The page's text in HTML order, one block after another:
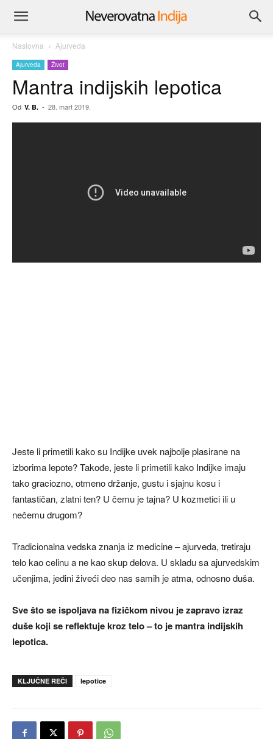
Naslovna Ajurveda
Ajurveda Život
Mantra indijskih lepotica
Od V. B. - 28. mart 2019.
Jeste li primetili kako su Indijke uvek najbolje plasirane na
izborima lepote? Takođe, jeste li primetili kako Indijke imaju
tako graciozno, otmeno držanje, gustu i sjajnu kosu i
fantastičan, zlatni ten? U čemu je tajna? U kozmetici ili u
nečemu drugom?
Tradicionalna vedska znanja iz medicine – ajurveda, tretiraju
telo kao celinu a ne kao skup delova. U skladu sa ajurvedskim
učenjima, jedini živeći deo nas samih je atma, odnosno duša.
Sve što se ispoljava na fizičkom nivou je zapravo izraz
duše koji se reflektuje kroz telo – to je mantra indijskih
lepotica.
KLJUČNE REČI lepotice